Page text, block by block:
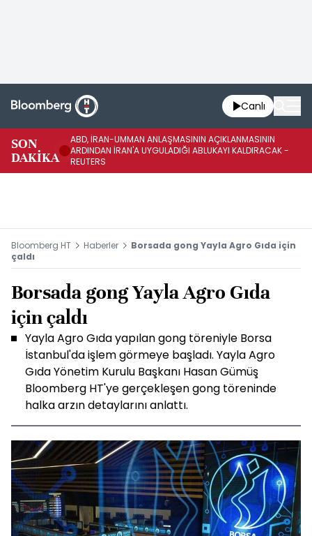
Canlı
SON
DAKİKA
ABD, İRAN-UMMAN ANLAŞMASININ AÇIKLANMASININ
ARDINDAN İRAN'A UYGULADIĞI ABLUKAYI KALDIRACAK -
REUTERS
Bloomberg HT Haberler
Borsada gong Yayla Agro Gıda için
çaldı
Borsada gong Yayla Agro Gıda
için çaldı
Yayla Agro Gıda yapılan gong töreniyle Borsa
İstanbul'da işlem görmeye başladı. Yayla Agro
Gıda Yönetim Kurulu Başkanı Hasan Gümüş
Bloomberg HT'ye gerçekleşen gong töreninde
halka arzın detaylarını anlattı.